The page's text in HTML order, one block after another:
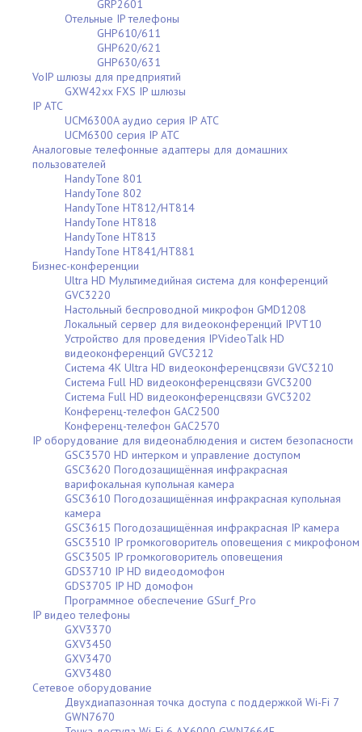
GRP2601
Отельные IP телефоны
GHP610/611
GHP620/621
GHP630/631
VoIP шлюзы для предприятий
GXW42xx FXS IP шлюзы
IP АТС
UCM6300A аудио серия IP АТС
UCM6300 серия IP АТС
Аналоговые телефонные адаптеры для домашних
пользователей
HandyTone 801
HandyTone 802
HandyTone HT812/HT814
HandyTone HT818
HandyTone HT813
HandyTone HT841/HT881
Бизнес-конференции
Ultra HD Мультимедийная система для конференций
GVC3220
Настольный беспроводной микрофон GMD1208
Локальный сервер для видеоконференций IPVT10
Устройство для проведения IPVideoTalk HD
видеоконференций GVC3212
Система 4K Ultra HD видеоконференцсвязи GVC3210
Система Full HD видеоконференцсвязи GVC3200
Система Full HD видеоконференцсвязи GVC3202
Конференц-телефон GAC2500
Конференц-телефон GAC2570
IP оборудование для видеонаблюдения и систем безопасности
GSC3570 HD интерком и управление доступом
GSC3620 Погодозащищённая инфракрасная
варифокальная купольная камера
GSC3610 Погодозащищённая инфракрасная купольная
камера
GSC3615 Погодозащищённая инфракрасная IP камера
GSC3510 IP громкоговоритель оповещения с микрофоном
GSC3505 IP громкоговоритель оповещения
GDS3710 IP HD видеодомофон
GDS3705 IP HD домофон
Программное обеспечение GSurf_Pro
IP видео телефоны
GXV3370
GXV3450
GXV3470
GXV3480
Сетевое оборудование
Двухдиапазонная точка доступа с поддержкой Wi-Fi 7
GWN7670